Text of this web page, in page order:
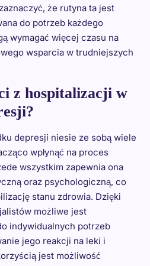
że rutyna ta jest
do potrzeb każdego
wymagać więcej czasu na
wsparcia w trudniejszych
z hospitalizacji w
depresji niesie ze sobą wiele
wpłynąć na proces
wszystkim zapewnia ona
oraz psychologiczną, co
stanu zdrowia. Dzięki
możliwe jest
indywidualnych potrzeb
jego reakcji na leki i
jest możliwość